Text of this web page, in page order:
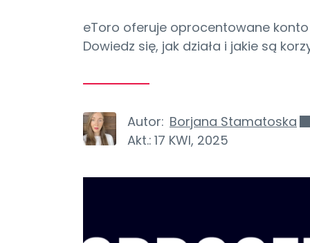
eToro oferuje oprocentowane
Dowiedz się, jak działa i jakie są
Autor: Borjana Stamatoska
Akt.: 17 KWI, 2025